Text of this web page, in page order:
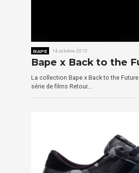
BAPE 14 octobre 2015
Bape x Back to the
La collection Bape x Back to the
série de films Retour…